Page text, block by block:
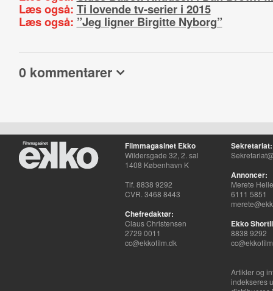
Læs også: Ti lovende tv-serier i 2015
Læs også: ”Jeg ligner Birgitte Nyborg”
0 kommentarer
Filmmagasinet Ekko
Wildersgade 32, 2. sal
1408 København K
Tlf. 8838 9292
CVR. 3468 8443
Chefredaktør:
Claus Christensen
2729 0011
cc@ekkofilm.dk
Sekretariat:
Annoncer:
Merete
6111 5851
Ekko
8838 9292
Artikler og
indekseres